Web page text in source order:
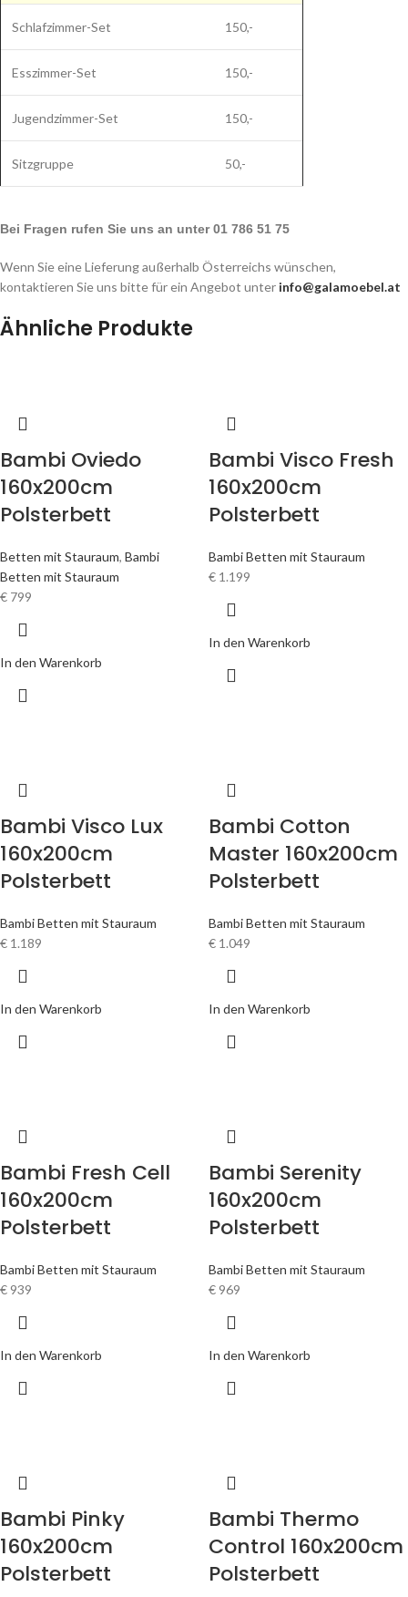
Schlafzimmer-Set 150,-
Esszimmer-Set 150,-
Jugendzimmer-Set 150,-
Sitzgruppe 50,-
Bei Fragen rufen Sie uns an unter 01 786 51 75
Wenn Sie eine Lieferung außerhalb Österreichs wünschen,
kontaktieren Sie uns bitte für ein Angebot unter info@galamoebel.at
Ähnliche Produkte
Bambi Oviedo
160x200cm
Polsterbett
Betten mit Stauraum, Bambi
Betten mit Stauraum
€ 799
In den Warenkorb
Bambi Visco Fresh
160x200cm
Polsterbett
Bambi Betten mit Stauraum
€ 1.199
In den Warenkorb
Bambi Visco Lux
160x200cm
Polsterbett
Bambi Betten mit Stauraum
€ 1.189
In den Warenkorb
Bambi Cotton
Master 160x200cm
Polsterbett
Bambi Betten mit Stauraum
€ 1.049
In den Warenkorb
Bambi Fresh Cell
160x200cm
Polsterbett
Bambi Betten mit Stauraum
€ 939
In den Warenkorb
Bambi Serenity
160x200cm
Polsterbett
Bambi Betten mit Stauraum
€ 969
In den Warenkorb
Bambi Pinky
160x200cm
Polsterbett
Bambi Thermo
Control 160x200cm
Polsterbett